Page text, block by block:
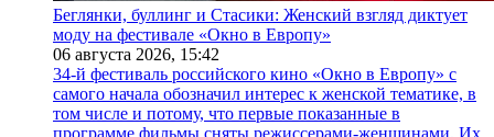
Беглянки, буллинг и Стасики: Женский взгляд диктует
моду на фестивале «Окно в Европу»
06 августа 2026, 15:42
34-й фестиваль российского кино «Окно в Европу» с
самого начала обозначил интерес к женской тематике, в
том числе и потому, что первые показанные в